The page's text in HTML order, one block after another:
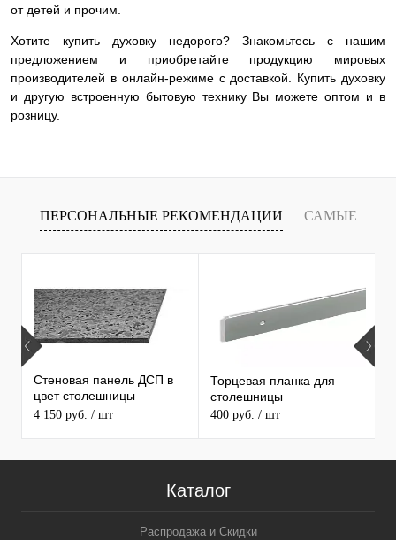
от детей и прочим.
Хотите купить духовку недорого? Знакомьтесь с нашим
предложением и приобретайте продукцию мировых
производителей в онлайн-режиме с доставкой. Купить духовку
и другую встроенную бытовую технику Вы можете оптом и в
розницу.
ПЕРСОНАЛЬНЫЕ РЕКОМЕНДАЦИИ САМЫЕ
ПРОДАВАЕМЫЕ ТОВАРЫ
Стеновая панель ДСП в
цвет столешницы
MAERSS
4 150 руб. / шт
Торцевая планка для
столешницы
400 руб. / шт
Каталог
Распродажа и Скидки